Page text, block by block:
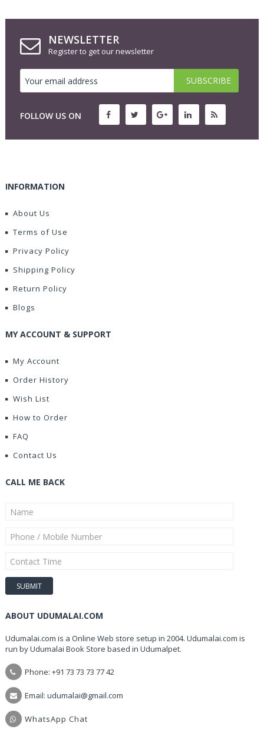
NEWSLETTER
Register to get our newsletter
FOLLOW US ON
INFORMATION
About Us
Terms of Use
Privacy Policy
Shipping Policy
Return Policy
Blogs
MY ACCOUNT & SUPPORT
My Account
Order History
Wish List
How to Order
FAQ
Contact Us
CALL ME BACK
ABOUT UDUMALAI.COM
Udumalai.com is a Online Web store setup in 2004. Udumalai.com is
run by Udumalai Book Store based in Udumalpet.
Phone: +91 73 73 73 77 42
Email: udumalai@gmail.com
WhatsApp Chat